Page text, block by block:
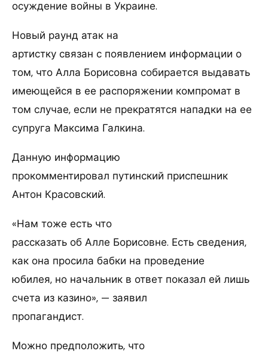
осуждение войны в Украине.
Новый раунд атак на
артистку связан с появлением информации о
том, что Алла Борисовна собирается выдавать
имеющейся в ее распоряжении компромат в
том случае, если не прекратятся нападки на ее
супруга Максима Галкина.
Данную информацию
прокомментировал путинский приспешник
Антон Красовский.
«Нам тоже есть что
рассказать об Алле Борисовне. Есть сведения,
как она просила бабки на проведение
юбилея, но начальник в ответ показал ей лишь
счета из казино», — заявил
пропагандист.
Можно предположить, что